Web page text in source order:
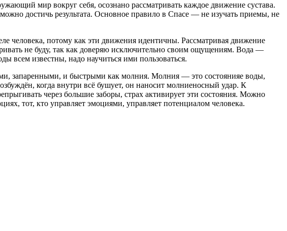
мир вокруг себя, осознано рассматривать каждое движение сустава.
достичь результата. Основное правило в Спасе — не изучать приемы, не
человека, потому как эти движения идентичны. Рассматривая движение
не буду, так как доверяю исключительно своим ощущениям. Вода —
всем известны, надо научиться ими пользоваться.
запаренными, и быстрыми как молния. Молния — это состоянияе воды,
когда внутри всё бушует, он наносит молниеносный удар. К
через большие заборы, страх активирует эти состояния. Можно
тот, кто управляет эмоциями, управляет потенциалом человека.